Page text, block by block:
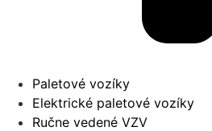
Paletové vozíky
Elektrické paletové vozíky
Ručne vedené VZV